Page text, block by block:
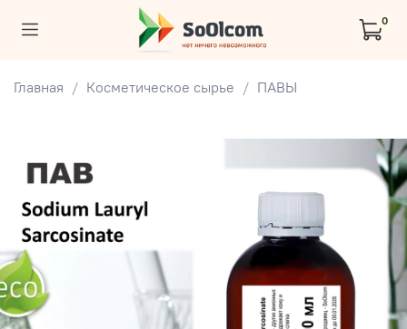
0
Главная Косметическое сырье ПАВЫ